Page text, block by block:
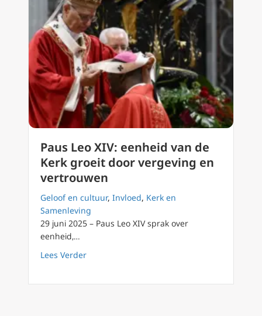
Paus Leo XIV: eenheid van de
Kerk groeit door vergeving en
vertrouwen
Geloof en cultuur, Invloed, Kerk en
Samenleving
29 juni 2025 – Paus Leo XIV sprak over
eenheid,…
Lees Verderabout Paus Leo XIV: eenheid van de Kerk